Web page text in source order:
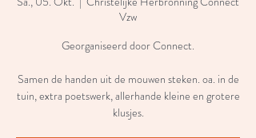
Vzw
Georganiseerd door Connect.
Samen de handen uit de mouwen steken. oa. in de
tuin, extra poetswerk, allerhande kleine en grotere
klusjes.